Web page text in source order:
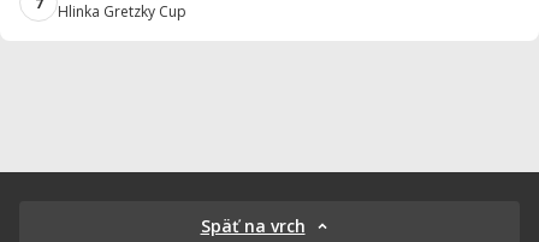
Hlinka Gretzky Cup
Späť na vrch